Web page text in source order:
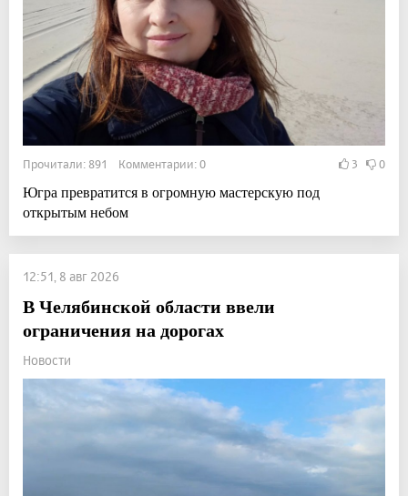
Прочитали: 891 Комментарии: 0 3 0
Югра превратится в огромную мастерскую под
открытым небом
12:51, 8 авг 2026
В Челябинской области ввели
ограничения на дорогах
Новости